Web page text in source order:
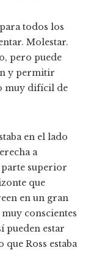
todos los
Molestar.
pero puede
y permitir
muy difícil de
en el lado
a
parte superior
que
en un gran
conscientes
pueden estar
que Ross estaba